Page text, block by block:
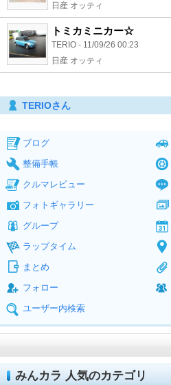
日産 オッティ
トミカミニカー☆
TERIO - 11/09/26 00:23
日産 オッティ
TERIOさん
ブログ
整備手帳
クルマレビュー
フォトギャラリー
グループ
ラップタイム
まとめ
フォロー
ユーザー内検索
みんカラ 人気のカテゴリ